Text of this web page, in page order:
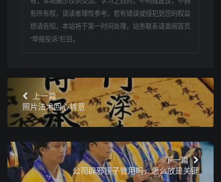
有所有权，请读者理性参考。若有错误或侵犯到您的权益
烦请告知，本站将于第一时间处理，站务联系请查阅首页
“举报投诉”栏目。
上一篇
照片法术回心转意
下一篇
公司辟邪镜子管用吗，怎么放是关键